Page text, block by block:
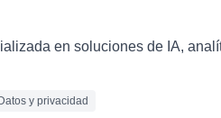
en soluciones de IA,
Datos y privacidad